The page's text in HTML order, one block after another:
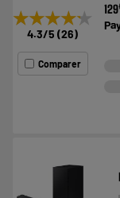
★★★★★
★★★★★
4.3/5 (26)
Comparer
129